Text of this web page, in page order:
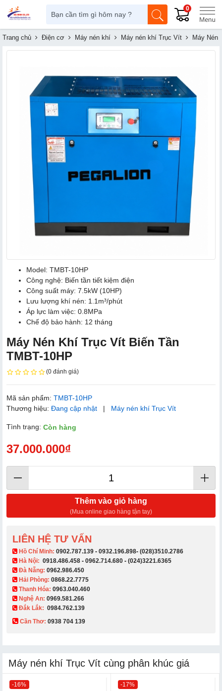
0
Trang chủ Điện cơ Máy nén khí Máy nén khí Trục Vít Máy Nén
Model: TMBT-10HP
Công nghệ: Biến tần tiết kiệm điện
Công suất máy: 7.5kW (10HP)
Lưu lượng khí nén: 1.1m³/phút
Áp lực làm việc: 0.8MPa
Chế độ bảo hành: 12 tháng
Máy Nén Khí Trục Vít Biến Tần
TMBT-10HP
(0 đánh giá)
Mã sản phẩm: TMBT-10HP
Thương hiệu: Đang cập nhật | Máy nén khí Trục Vít
Tình trạng: Còn hàng
37.000.000₫
Thêm vào giỏ hàng
(Mua online giao hàng tận tay)
LIÊN HỆ TƯ VẤN
​ Hồ Chí Minh: 0902.787.139 - 0932.196.898- (028)3510.2786
Hà Nội: 0918.486.458 - 0962.714.680 - (024)3221.6365
Đà Nẵng: 0962.986.450
Hải Phòng: 0868.22.7775
Thanh Hóa: 0963.040.460
Nghệ An: 0969.581.266
Đắk Lắk: 0984.762.139
Cần Thơ: 0938 704 139​
Máy nén khí Trục Vít cùng phân khúc giá
-16% -17%